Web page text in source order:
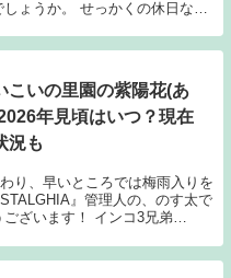
ょうか。 せっかくの休日な
こいの里園の紫陽花(あ
年見頃はいつ？現在
況も
り、早いところでは梅雨入りを
』管理人の、のす太で
ざいます！ インコ3兄弟